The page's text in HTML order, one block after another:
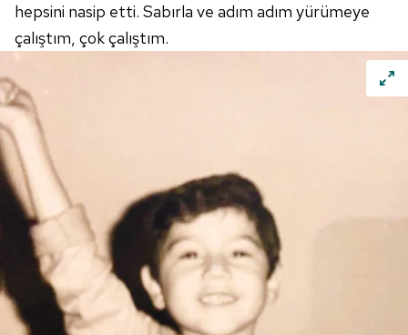
hepsini nasip etti. Sabırla ve adım adım yürümeye
çalıştım, çok çalıştım.